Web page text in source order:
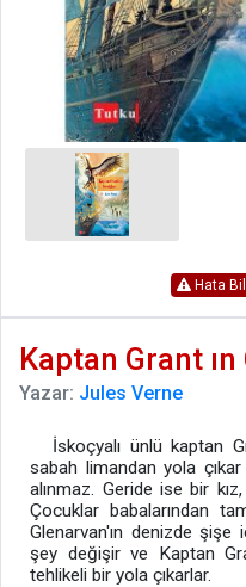
Hata
Kaptan Grant ın
Yazar: Jules Verne
İskoçyalı ünlü kaptan
sabah limandan yola
alınmaz. Geride ise bir
Çocuklar babalarından
Glenarvan'ın denizde şişe
şey değişir ve Kaptan
tehlikeli bir yola çıkarlar.